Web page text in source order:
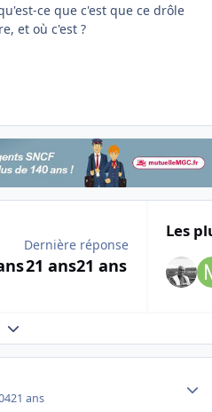
ce que c'est que ce drôle
et où c'est ?
Dernière réponse
21 ans21 ans
Les
Expand topic overview
21 ans